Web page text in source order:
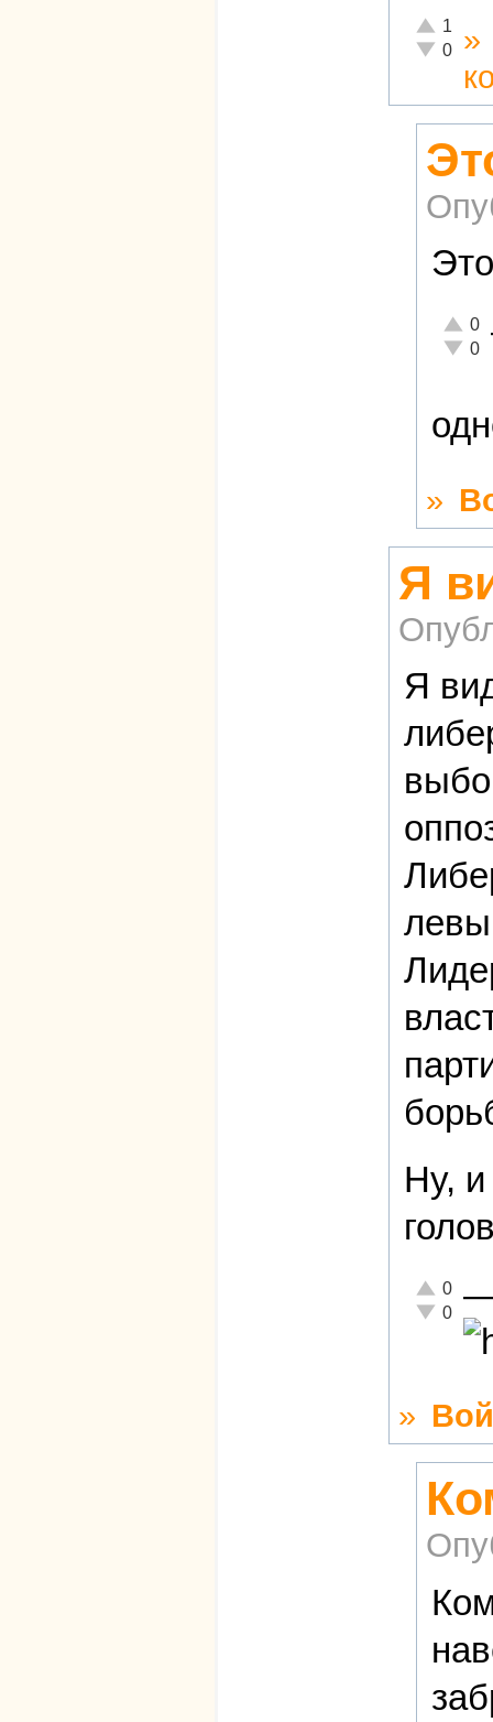
Отлично!
1
0
»
0
0
»
Я
Я
Ну, и
Отлично!
0
0
»